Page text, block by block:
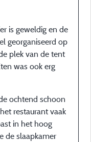
is geweldig en de
georganiseerd op
plek van de tent
was ook erg
ochtend schoon
restaurant vaak
in het hoog
de slaapkamer